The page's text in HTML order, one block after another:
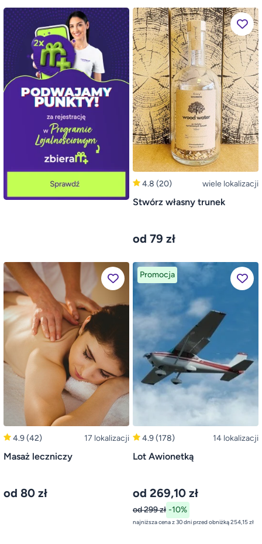
4.8 (20) wiele lokalizacji
Stwórz własny trunek
od 79 zł
4.9(42) 17 lokalizacji
Masaż leczniczy
od 80 zł
Promocja
4.9(178) 14 lokalizacji
Lot Awionetką
od 269,10 zł
od 299 zł -10%
najniższa cena z 30 dni przed obniżką 254,15 zł